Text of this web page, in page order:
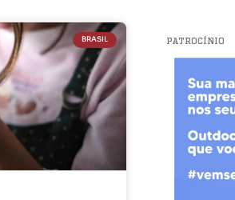
BRASIL PATROCÍNIO